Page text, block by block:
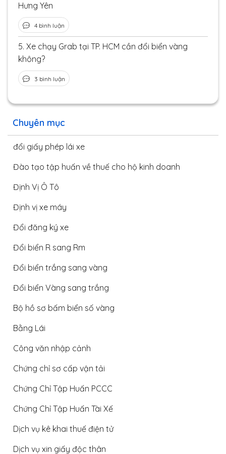
Chuyên mục
đổi giấy phép lái xe
Đào tạo tập huấn về thuế cho hộ kinh doanh
Định Vị Ô Tô
Định vị xe máy
Đổi đăng ký xe
Đổi biển R sang Rm
Đổi biển trắng sang vàng
Đổi biển Vàng sang trắng
Bộ hồ sơ bấm biển số vàng
Bằng Lái
Công văn nhập cảnh
Chứng chỉ sơ cấp vận tải
Chứng Chỉ Tập Huấn PCCC
Chứng Chỉ Tập Huấn Tài Xế
Dịch vụ kê khai thuế điện tử
Dịch vụ xin giấy độc thân
Hưng Yên
4 bình luận
5. Xe chạy Grab tại TP. HCM cần đổi biển vàng
không?
3 bình luận